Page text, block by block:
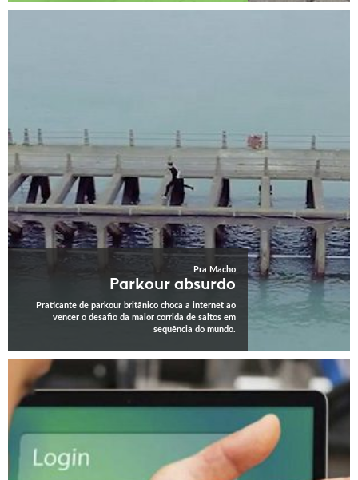
Pra Macho
Parkour absurdo
Praticante de parkour britânico choca a internet ao
vencer o desafio da maior corrida de saltos em
sequência do mundo.